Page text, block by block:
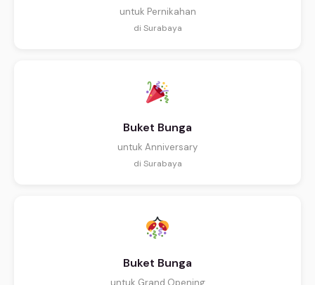
untuk Pernikahan
di Surabaya
Buket Bunga
untuk Anniversary
di Surabaya
Buket Bunga
untuk Grand Opening